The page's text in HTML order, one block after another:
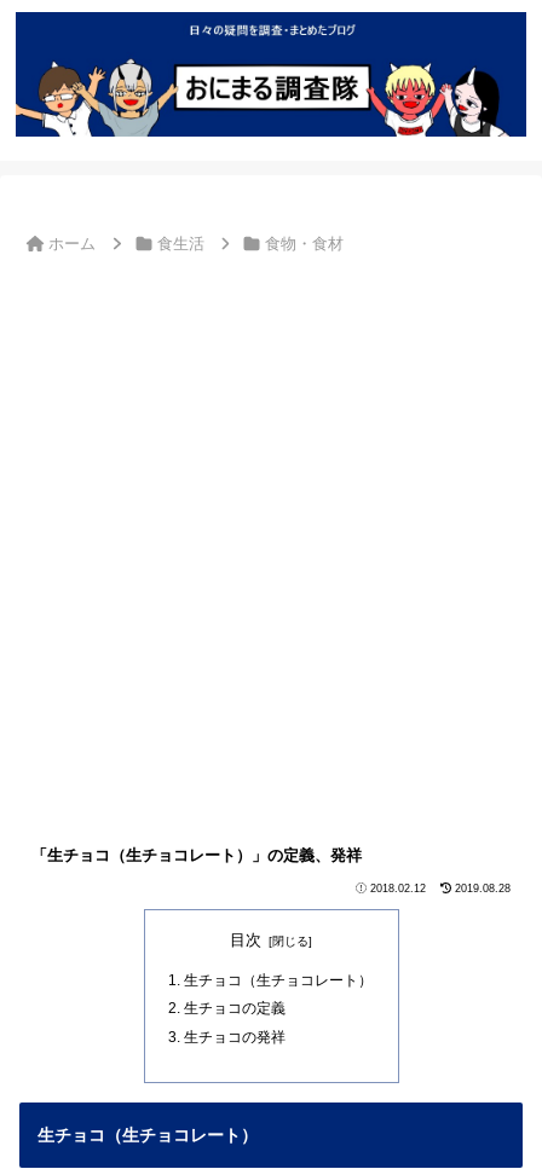
ホーム 食生活 食物・食材
「生チョコ（生チョコレート）」の定義、発祥
2018.02.12 2019.08.28
目次
生チョコ（生チョコレート）
生チョコの定義
生チョコの発祥
生チョコ（生チョコレート）